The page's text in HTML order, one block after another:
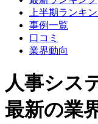
上半期ランキ
事例一覧
口コミ
業界動向
人事シス
最新の業